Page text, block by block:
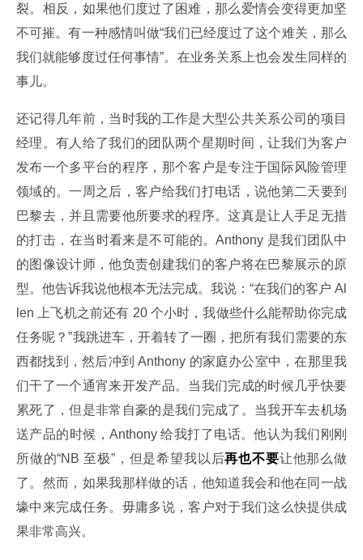
裂。相反，如果他们度过了困难，那么爱情会变得更加坚
不可摧。有一种感情叫做“我们已经度过了这个难关，那么
我们就能够度过任何事情”。在业务关系上也会发生同样的
事儿。
还记得几年前，当时我的工作是大型公共关系公司的项目
经理。有人给了我们的团队两个星期时间，让我们为客户
发布一个多平台的程序，那个客户是专注于国际风险管理
领域的。一周之后，客户给我们打电话，说他第二天要到
巴黎去，并且需要他所要求的程序。这真是让人手足无措
的打击，在当时看来是不可能的。Anthony 是我们团队中
的图像设计师，他负责创建我们的客户将在巴黎展示的原
型。他告诉我说他根本无法完成。我说：“在我们的客户 Al
len 上飞机之前还有 20 个小时，我做些什么能帮助你完成
任务呢？”我跳进车，开着转了一圈，把所有我们需要的东
西都找到，然后冲到 Anthony 的家庭办公室中，在那里我
们干了一个通宵来开发产品。当我们完成的时候几乎快要
累死了，但是非常自豪的是我们完成了。当我开车去机场
送产品的时候，Anthony 给我打了电话。他认为我们刚刚
所做的“NB 至极”，但是希望我以后再也不要让他那么做
了。然而，如果我那样做的话，他知道我会和他在同一战
壕中来完成任务。毋庸多说，客户对于我们这么快提供成
果非常高兴。